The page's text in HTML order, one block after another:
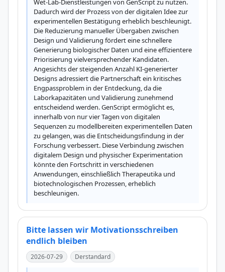
Wet-Lab-Dienstleistungen von GenScript zu nutzen.
Dadurch wird der Prozess von der digitalen Idee zur
experimentellen Bestätigung erheblich beschleunigt.
Die Reduzierung manueller Übergaben zwischen
Design und Validierung fördert eine schnellere
Generierung biologischer Daten und eine effizientere
Priorisierung vielversprechender Kandidaten.
Angesichts der steigenden Anzahl KI-generierter
Designs adressiert die Partnerschaft ein kritisches
Engpassproblem in der Entdeckung, da die
Laborkapazitäten und Validierung zunehmend
entscheidend werden. GenScript ermöglicht es,
innerhalb von nur vier Tagen von digitalen
Sequenzen zu modellbereiten experimentellen Daten
zu gelangen, was die Entscheidungsfindung in der
Forschung verbessert. Diese Verbindung zwischen
digitalem Design und physischer Experimentation
könnte den Fortschritt in verschiedenen
Anwendungen, einschließlich Therapeutika und
biotechnologischen Prozessen, erheblich
beschleunigen.
Bitte lassen wir Motivationsschreiben
endlich bleiben
2026-07-29 Derstandard